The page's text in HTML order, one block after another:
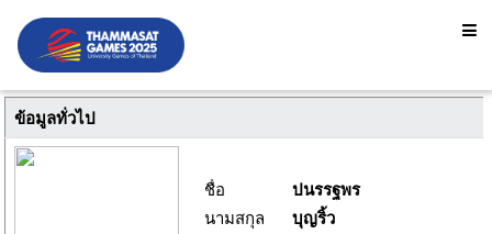
ข้อมูลทั่วไป
ชื่อ
ปนรรฐพร
นามสกุล
บุญริ้ว